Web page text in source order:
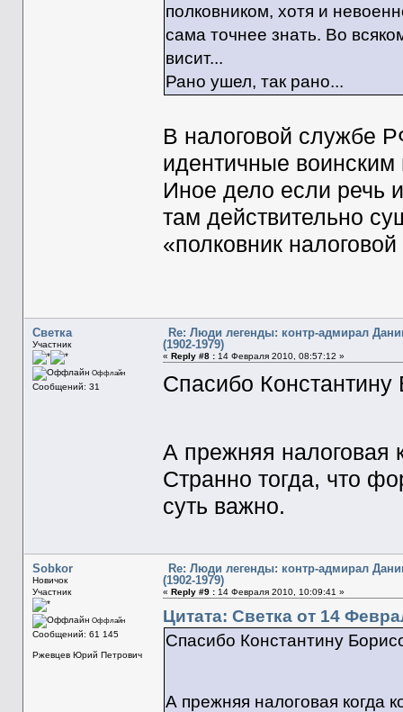
полковником, хотя и
сама точнее знать. Во
висит...
Рано ушел, так рано...
В налоговой службе
идентичные
Иное дело если речь
там действительно
«полковник
Светка
Участник
Оффлайн
Сообщений: 31
Re: Люди легенды: контр-адмирал
(1902-1979)
« Reply #8 :14 Февраля 2010, 08:57:12 »
Спасибо Константину
А прежняя налоговая
Странно тогда, что
суть важно.
Sobkor
Новичок
Участник
Оффлайн
Сообщений: 61 145
Ржевцев Юрий Петрович
Re: Люди легенды: контр-адмирал
(1902-1979)
« Reply #9 :14 Февраля 2010, 10:09:41 »
Цитата: Светка от 14
Спасибо Константину
А прежняя налоговая когда